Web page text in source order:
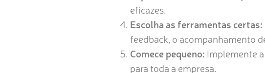
eficazes.
Escolha as ferramentas certas:
feedback, o acompanhamento
Comece pequeno: Implemente
para toda a empresa.